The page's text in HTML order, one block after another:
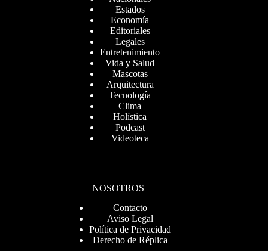
Estados
Economía
Editoriales
Legales
Entretenimiento
Vida y Salud
Mascotas
Arquitectura
Tecnología
Clima
Holística
Podcast
Videoteca
NOSOTROS
Contacto
Aviso Legal
Política de Privacidad
Derecho de Réplica